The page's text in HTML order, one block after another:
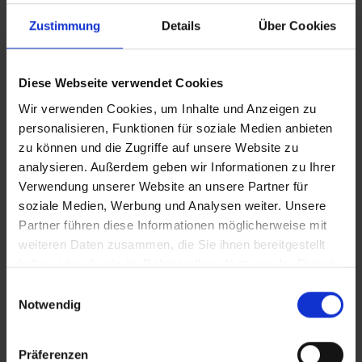
Zustimmung Details Über Cookies
Diese Webseite verwendet Cookies
Wir verwenden Cookies, um Inhalte und Anzeigen zu
personalisieren, Funktionen für soziale Medien anbieten
zu können und die Zugriffe auf unsere Website zu
analysieren. Außerdem geben wir Informationen zu Ihrer
Verwendung unserer Website an unsere Partner für
soziale Medien, Werbung und Analysen weiter. Unsere
Partner führen diese Informationen möglicherweise mit
weiteren Daten zusammen, die Sie ihnen bereitgestellt
haben oder die sie im Rahmen Ihrer Nutzung der Dienste
Notwendig
Präferenzen
In Sicherheit in Deutschland, in Gedanken im Krieg
Vollversion
IT_Hebamme im Kreißsaal
CLEAN_Hebamme im Kreißsaal
Zusätzliches Material
Bilder